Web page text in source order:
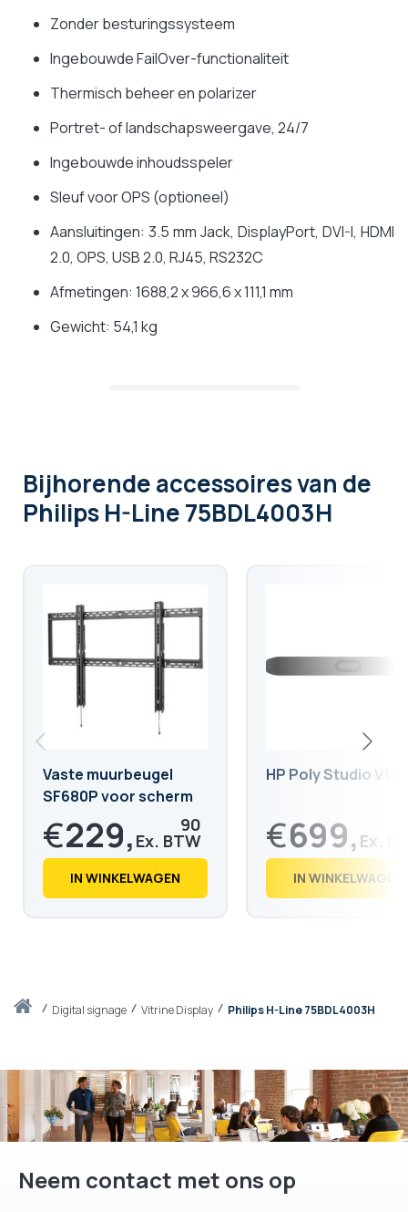
Thuisdigital signage Vitrine Display Philips H-Line 75BDL4003H
Zonder besturingssysteem
Ingebouwde FailOver-functionaliteit
Thermisch beheer en polarizer
Portret- of landschapsweergave, 24/7
Ingebouwde inhoudsspeler
Sleuf voor OPS (optioneel)
Aansluitingen: 3.5 mm Jack, DisplayPort, DVI-I, HDMI
2.0, OPS, USB 2.0, RJ45, RS232C
Afmetingen: 1688,2 x 966,6 x 111,1 mm
Gewicht: 54,1 kg
Bijhorende accessoiresvan de
Philips H-Line 75BDL4003H
Vaste muurbeugel
SF680P voor scherm
van 60 tot 98 inch
€229, 90
€ 278,
IN WINKELWAGEN
HP Poly Studio V12
€699,
€ 846,
IN WINKELWAGEN
Neem contact met ons op